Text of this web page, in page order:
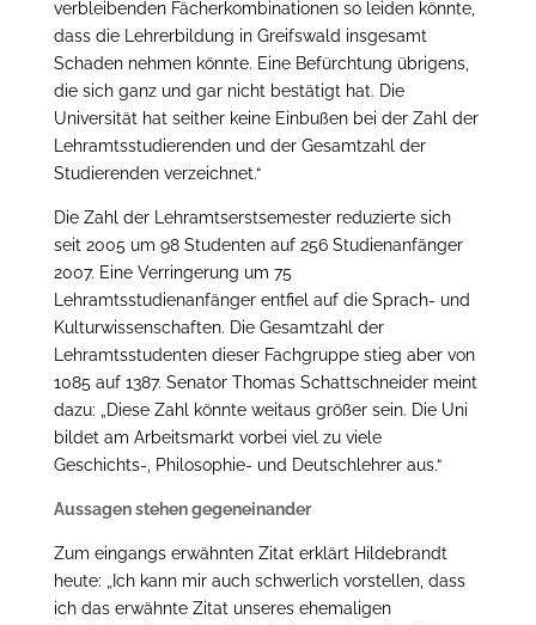
verbleibenden Fächerkombinationen so leiden könnte,
dass die Lehrerbildung in Greifswald insgesamt
Schaden nehmen könnte. Eine Befürchtung übrigens,
die sich ganz und gar nicht bestätigt hat. Die
Universität hat seither keine Einbußen bei der Zahl der
Lehramtsstudierenden und der Gesamtzahl der
Studierenden verzeichnet.“
Die Zahl der Lehramtserstsemester reduzierte sich
seit 2005 um 98 Studenten auf 256 Studienanfänger
2007. Eine Verringerung um 75
Lehramtsstudienanfänger entfiel auf die Sprach- und
Kulturwissenschaften. Die Gesamtzahl der
Lehramtsstudenten dieser Fachgruppe stieg aber von
1085 auf 1387. Senator Thomas Schattschneider meint
dazu: „Diese Zahl könnte weitaus größer sein. Die Uni
bildet am Arbeitsmarkt vorbei viel zu viele
Geschichts-, Philosophie- und Deutschlehrer aus.“
Aussagen stehen gegeneinander
Zum eingangs erwähnten Zitat erklärt Hildebrandt
heute: „Ich kann mir auch schwerlich vorstellen, dass
ich das erwähnte Zitat unseres ehemaligen